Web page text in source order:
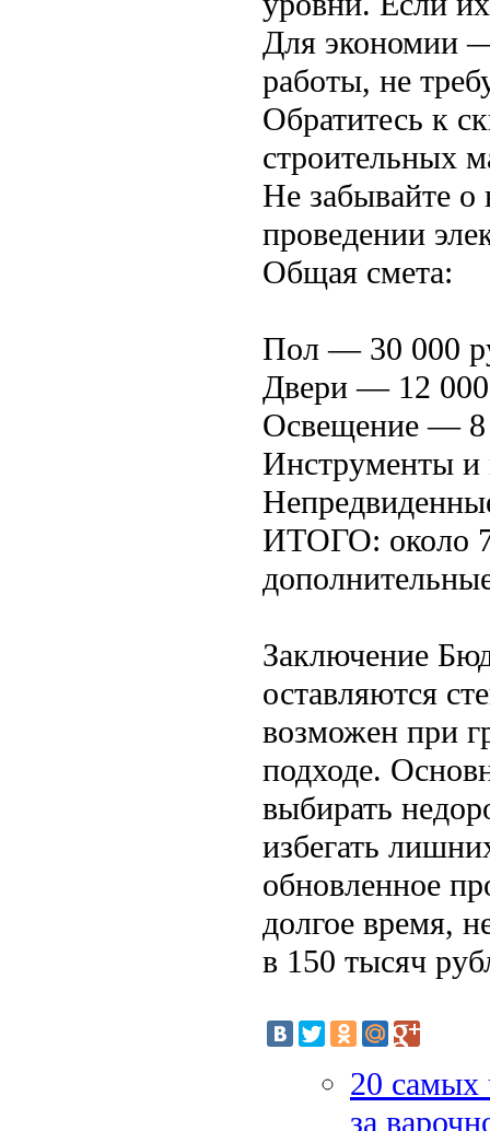
Для экономии
работы, не
Обратитесь к
строительных
Не забывайте о
проведении
Общая смета:
Пол — 30 000
Двери — 12 000
Освещение — 8
Инструменты и
ИТОГО: около
Заключение
оставляются
возможен при
подходе.
выбирать
избегать
обновленное
долгое время,
в 150 тысяч
20 самых
за